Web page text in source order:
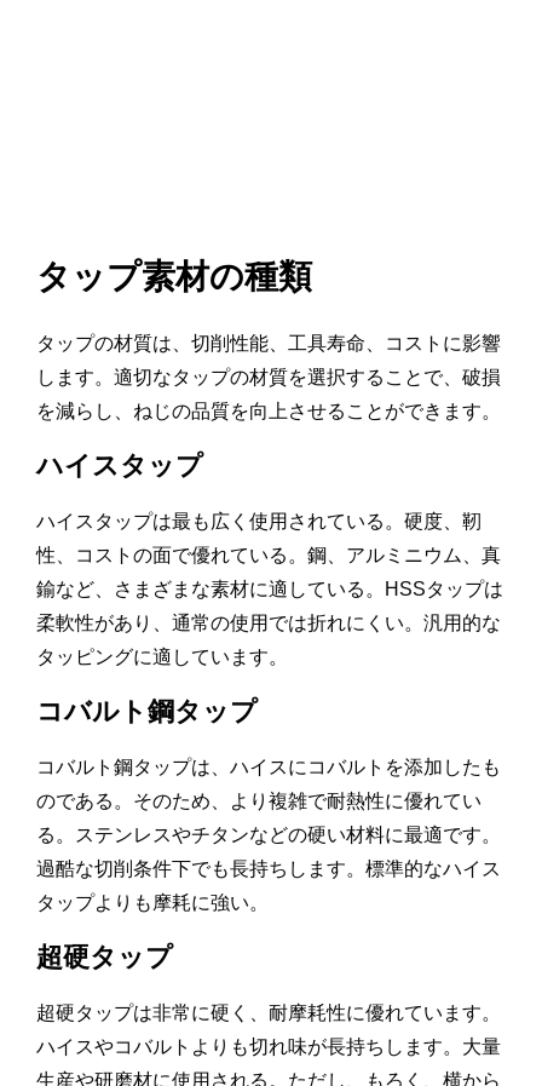
タップ素材の種類
タップの材質は、切削性能、工具寿命、コストに影響
します。適切なタップの材質を選択することで、破損
を減らし、ねじの品質を向上させることができます。
ハイスタップ
ハイスタップは最も広く使用されている。硬度、靭
性、コストの面で優れている。鋼、アルミニウム、真
鍮など、さまざまな素材に適している。HSSタップは
柔軟性があり、通常の使用では折れにくい。汎用的な
タッピングに適しています。
コバルト鋼タップ
コバルト鋼タップは、ハイスにコバルトを添加したも
のである。そのため、より複雑で耐熱性に優れてい
る。ステンレスやチタンなどの硬い材料に最適です。
過酷な切削条件下でも長持ちします。標準的なハイス
タップよりも摩耗に強い。
超硬タップ
超硬タップは非常に硬く、耐摩耗性に優れています。
ハイスやコバルトよりも切れ味が長持ちします。大量
生産や研磨材に使用される。ただし、もろく、横から